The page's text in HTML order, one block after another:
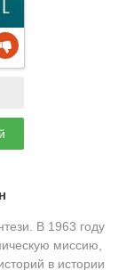
В 1963 году
миссию,
в истории